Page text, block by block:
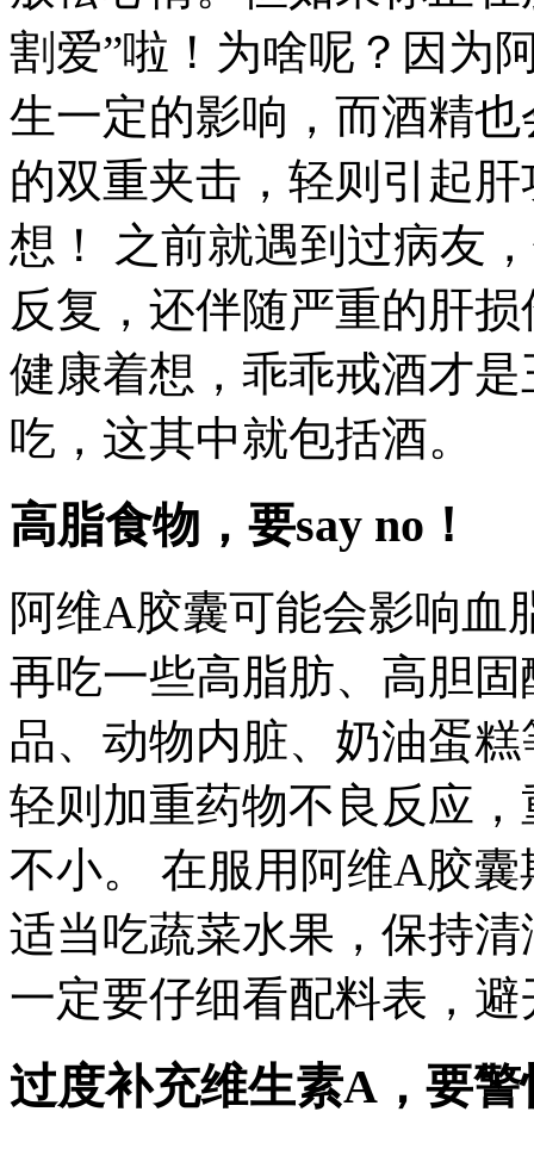
割爱”啦！为啥呢？因为
生一定的影响，而酒精
的双重夹击，轻则引起
想！ 之前就遇到过病友
反复，还伴随严重的肝
健康着想，乖乖戒酒才
吃，这其中就包括酒。
高脂食物，要say no！
阿维A胶囊可能会影响血
再吃一些高脂肪、高胆
品、动物内脏、奶油蛋
轻则加重药物不良反应
不小。 在服用阿维A胶
适当吃蔬菜水果，保持
一定要仔细看配料表，
过度补充维生素A，要警